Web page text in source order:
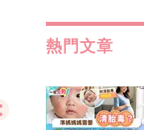
熱門文章